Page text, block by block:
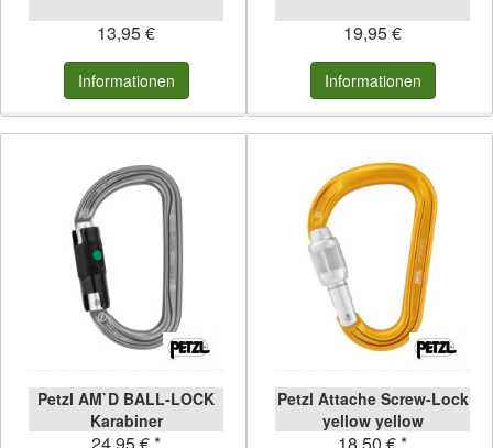
13,95 €
Informationen
19,95 €
Informationen
Petzl AM`D BALL-LOCK
Karabiner
Petzl Attache Screw-Lock
yellow yellow